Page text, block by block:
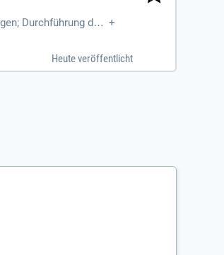
Durchführung der +
Heute veröffentlicht